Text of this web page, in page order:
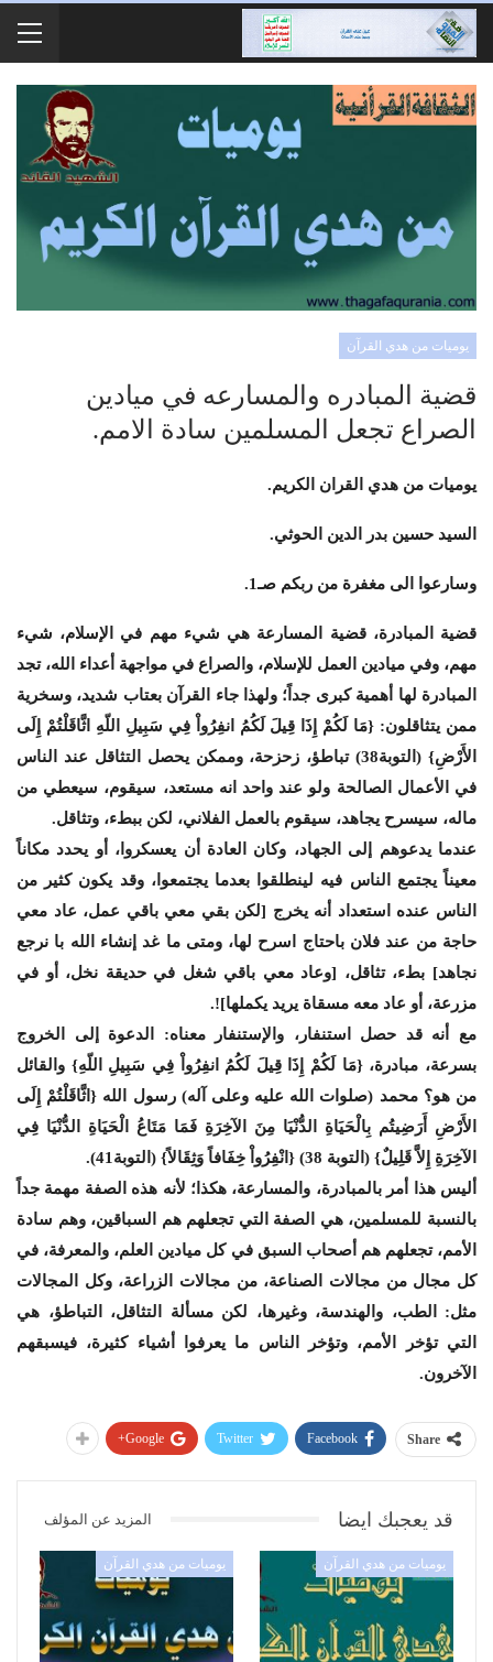
يوميات من هدي القرآن
قضية المبادره والمسارعه في ميادين
الصراع تجعل المسلمين سادة الامم.
يوميات من هدي القران الكريم.
السيد حسين بدر الدين الحوثي.
وسارعوا الى مغفرة من ربكم صـ1.
قضية المبادرة، قضية المسارعة هي شيء مهم في الإسلام، شيء
مهم، وفي ميادين العمل للإسلام، والصراع في مواجهة أعداء الله، تجد
المبادرة لها أهمية كبرى جداً؛ ولهذا جاء القرآن بعتاب شديد، وسخرية
ممن يتثاقلون: {مَا لَكُمْ إِذَا قِيلَ لَكُمُ انفِرُواْ فِي سَبِيلِ اللّهِ اثَّاقَلْتُمْ إِلَى
الأَرْضِ} (التوبة38) تباطؤ، زحزحة، وممكن يحصل التثاقل عند الناس
في الأعمال الصالحة ولو عند واحد انه مستعد، سيقوم، سيعطي من
ماله، سيسرح يجاهد، سيقوم بالعمل الفلاني، لكن ببطء، وتثاقل.
عندما يدعوهم إلى الجهاد، وكان العادة أن يعسكروا، أو يحدد مكاناً
معيناً يجتمع الناس فيه لينطلقوا بعدما يجتمعوا، وقد يكون كثير من
الناس عنده استعداد أنه يخرج [لكن بقي معي باقي عمل، عاد معي
حاجة من عند فلان باحتاج اسرح لها، ومتى ما غد إنشاء الله با نرجع
نجاهد] بطء، تثاقل، [وعاد معي باقي شغل في حديقة نخل، أو في
مزرعة، أو عاد معه مسقاة يريد يكملها]!.
مع أنه قد حصل استنفار، والإستنفار معناه: الدعوة إلى الخروج
بسرعة، مبادرة، {مَا لَكُمْ إِذَا قِيلَ لَكُمُ انفِرُواْ فِي سَبِيلِ اللّهِ} والقائل
من هو؟ محمد (صلوات الله عليه وعلى آله) رسول الله {اثَّاقَلْتُمْ إِلَى
الأَرْضِ أَرَضِيتُم بِالْحَيَاةِ الدُّنْيَا مِنَ الآخِرَةِ فَمَا مَتَاعُ الْحَيَاةِ الدُّنْيَا فِي
الآخِرَةِ إِلاَّ قَلِيلٌ} (التوبة 38) {انْفِرُواْ خِفَافاً وَثِقَالاً} (التوبة41).
أليس هذا أمر بالمبادرة، والمسارعة، هكذا؛ لأنه هذه الصفة مهمة جداً
بالنسبة للمسلمين، هي الصفة التي تجعلهم هم السباقين، وهم سادة
الأمم، تجعلهم هم أصحاب السبق في كل ميادين العلم، والمعرفة، في
كل مجال من مجالات الصناعة، من مجالات الزراعة، وكل المجالات
مثل: الطب، والهندسة، وغيرها، لكن مسألة التثاقل، التباطؤ، هي
التي تؤخر الأمم، وتؤخر الناس ما يعرفوا أشياء كثيرة، فيسبقهم
الآخرون.
Share
Facebook
Twitter
Google+
قد يعجبك ايضا المزيد عن المؤلف
يوميات من هدي القرآن يوميات من هدي القرآن